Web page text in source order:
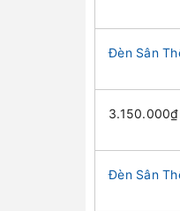
Đèn Sân
Đèn Sân